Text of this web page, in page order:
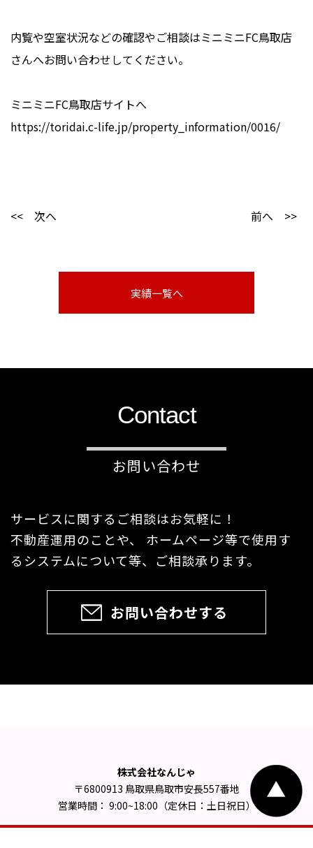
内覧や空室状況などの確認やご相談はミニミニFC鳥取店
さんへお問い合わせしてください。
ミニミニFC鳥取店サイトへ
https://toridai.c-life.jp/property_information/0016/
<< 次へ 前へ >>
実績一覧へ
Contact
お問い合わせ
サービスに関するご相談はお気軽に！
不動産運用のことや、 ホームページ等で使用す
るシステムについて等、ご相談承ります。
お問い合わせする
株式会社なんじゃ
〒6800913 鳥取県鳥取市安長557番地
営業時間： 9:00~18:00（定休日：土日祝日）